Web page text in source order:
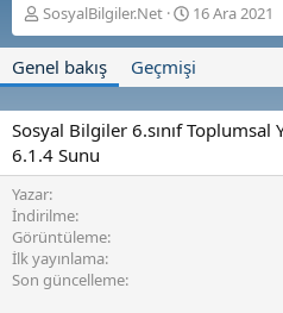
Y
a
a
SosyalBilgiler.Net
O
l
ş
r
16 Ara 2021
Genel bakış Geçmişi
Sosyal Bilgiler 6.sınıf Toplumsal
6.1.4 Sunu
Yazar
İndirilme
Görüntüleme
İlk yayınlama
Son güncelleme